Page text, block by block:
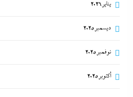
يناير 2026
ديسمبر 2025
نوفمبر 2025
أكتوبر 2025